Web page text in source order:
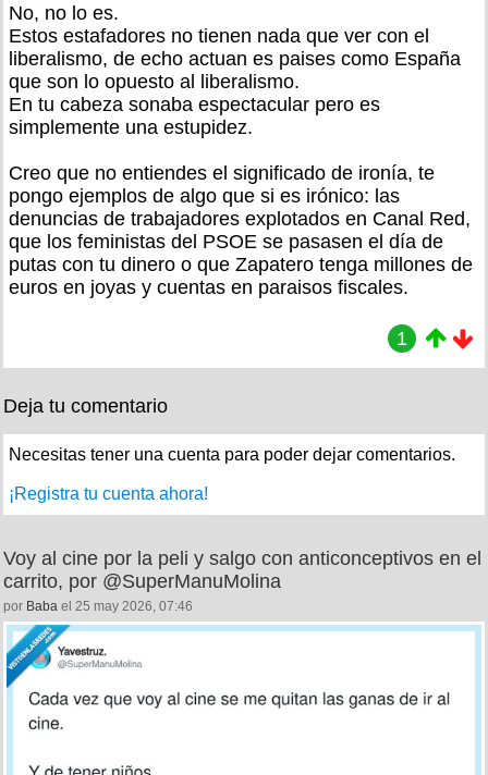
No, no lo es.
Estos estafadores no tienen nada que ver con el
liberalismo, de echo actuan es paises como España
que son lo opuesto al liberalismo.
En tu cabeza sonaba espectacular pero es
simplemente una estupidez.
Creo que no entiendes el significado de ironía, te
pongo ejemplos de algo que si es irónico: las
denuncias de trabajadores explotados en Canal Red,
que los feministas del PSOE se pasasen el día de
putas con tu dinero o que Zapatero tenga millones de
euros en joyas y cuentas en paraisos fiscales.
1
Deja tu comentario
Necesitas tener una cuenta para poder dejar comentarios.
¡Registra tu cuenta ahora!
Voy al cine por la peli y salgo con anticonceptivos en el
carrito, por @SuperManuMolina
por Baba el 25 may 2026, 07:46